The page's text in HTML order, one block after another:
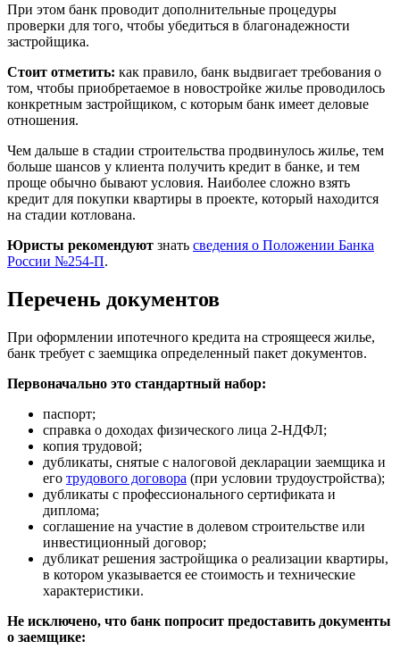
При этом банк проводит дополнительные процедуры
проверки для того, чтобы убедиться в благонадежности
застройщика.
Стоит отметить: как правило, банк выдвигает требования о
том, чтобы приобретаемое в новостройке жилье проводилось
конкретным застройщиком, с которым банк имеет деловые
отношения.
Чем дальше в стадии строительства продвинулось жилье, тем
больше шансов у клиента получить кредит в банке, и тем
проще обычно бывают условия. Наиболее сложно взять
кредит для покупки квартиры в проекте, который находится
на стадии котлована.
Юристы рекомендуют знать сведения о Положении Банка
России №254-П.
Перечень документов
При оформлении ипотечного кредита на строящееся жилье,
банк требует с заемщика определенный пакет документов.
Первоначально это стандартный набор:
паспорт;
справка о доходах физического лица 2-НДФЛ;
копия трудовой;
дубликаты, снятые с налоговой декларации заемщика и
его трудового договора (при условии трудоустройства);
дубликаты с профессионального сертификата и
диплома;
соглашение на участие в долевом строительстве или
инвестиционный договор;
дубликат решения застройщика о реализации квартиры,
в котором указывается ее стоимость и технические
характеристики.
Не исключено, что банк попросит предоставить документы
о заемщике: